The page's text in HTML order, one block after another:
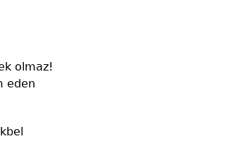
olmaz!
eden